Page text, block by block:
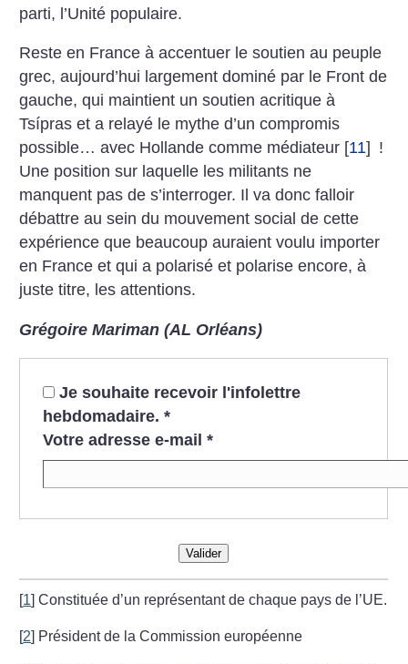
parti, l’Unité populaire.
Reste en France à accentuer le soutien au peuple
grec, aujourd’hui largement dominé par le Front de
gauche, qui maintient un soutien acritique à
Tsípras et a relayé le mythe d’un compromis
possible… avec Hollande comme médiateur [11] !
Une position sur laquelle les militants ne
manquent pas de s’interroger. Il va donc falloir
débattre au sein du mouvement social de cette
expérience que beaucoup auraient voulu importer
en France et qui a polarisé et polarise encore, à
juste titre, les attentions.
Grégoire Mariman (AL Orléans)
Je souhaite recevoir l'infolettre
hebdomadaire. *
Votre adresse e-mail *
Valider
[1]Constituée d’un représentant de chaque pays de l’UE.
[2] Président de la Commission européenne